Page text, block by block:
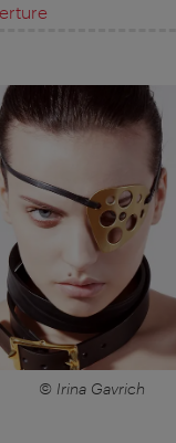
© Irina Gavrich